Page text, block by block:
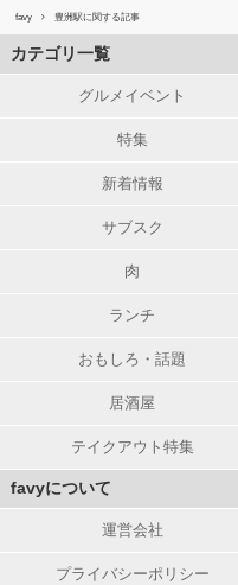
favy 豊洲駅に関する記事
カテゴリ一覧
グルメイベント
特集
新着情報
サブスク
肉
ランチ
おもしろ・話題
居酒屋
テイクアウト特集
favyについて
運営会社
プライバシーポリシー